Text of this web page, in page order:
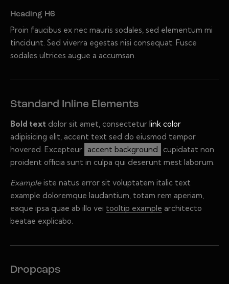
Heading H6
Proin faucibus ex nec mauris sodales, sed elementum mi
tincidunt. Sed viverra egestas nisi consequat. Fusce
sodales ultrices augue a accumsan.
Standard Inline Elements
Bold text dolor sit amet, consectetur link color
adipisicing elit, accent text sed do eiusmod tempor
hovered. Excepteur accent background
cupidatat non
proident officia sunt in culpa qui deserunt mest laborum.
Example iste natus error sit voluptatem italic text
example doloremque laudantium, totam rem aperiam,
eaque ipsa quae ab illo vei tooltip example architecto
beatae explicabo.
Dropcaps